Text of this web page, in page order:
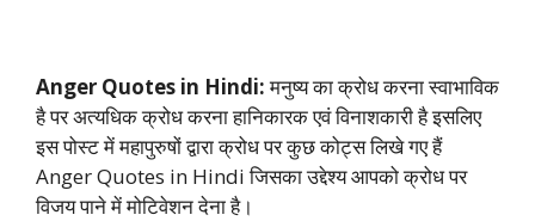
Anger Quotes in Hindi:मनुष्य का क्रोध करना स्वाभाविक
है पर अत्यधिक क्रोध करना हानिकारक एवं विनाशकारी है इसलिए
इस पोस्ट में महापुरुषों द्वारा क्रोध पर कुछ कोट्स लिखे गए हैं
Anger Quotes in Hindi जिसका उद्देश्य आपको क्रोध पर
विजय पाने में मोटिवेशन देना है।